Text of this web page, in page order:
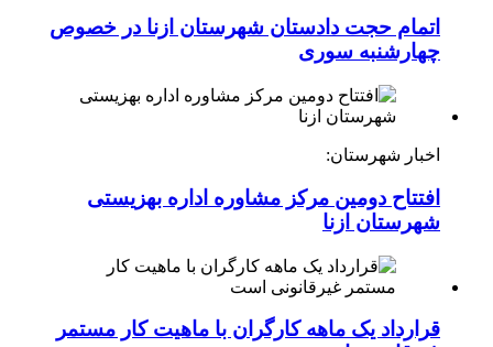
اتمام حجت دادستان شهرستان ازنا در خصوص
چهارشنبه ‌سوری
اخبار شهرستان:
افتتاح دومین مرکز مشاوره اداره بهزیستی
شهرستان ازنا
قرارداد یک ماهه کارگران با ماهیت کار مستمر